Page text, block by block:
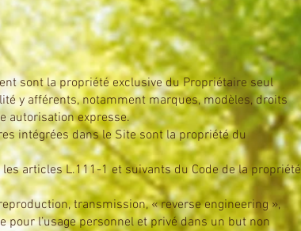
sont la propriété exclusive du Propriétaire seul
y afférents, notamment marques, modèles, droits
autorisation expresse.
intégrées dans le Site sont la propriété du
articles L.111-1 et suivants du Code de la propriété
transmission, « reverse engineering »,
l’usage personnel et privé dans un but non